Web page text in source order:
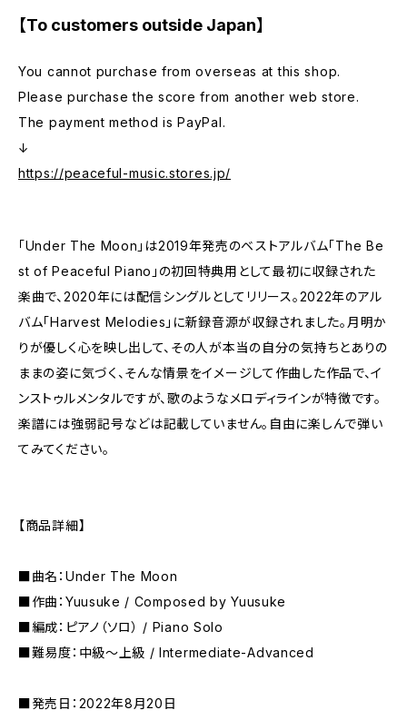
【To customers outside Japan】
You cannot purchase from overseas at this shop.
Please purchase the score from another web store.
The payment method is PayPal.
↓
https://peaceful-music.stores.jp/
「Under The Moon」は2019年発売のベストアルバム「The Be
st of Peaceful Piano」の初回特典用として最初に収録された
楽曲で、2020年には配信シングルとしてリリース。2022年のアル
バム「Harvest Melodies」に新録音源が収録されました。月明か
りが優しく心を映し出して、その人が本当の自分の気持ちとありの
ままの姿に気づく、そんな情景をイメージして作曲した作品で、イ
ンストゥルメンタルですが、歌のようなメロディラインが特徴です。
楽譜には強弱記号などは記載していません。自由に楽しんで弾い
てみてください。
【商品詳細】
■曲名：Under The Moon
■作曲：Yuusuke / Composed by Yuusuke
■編成：ピアノ（ソロ） / Piano Solo
■難易度：中級〜上級 / Intermediate-Advanced
■発売日：2022年8月20日